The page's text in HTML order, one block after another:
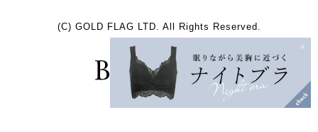
(C) GOLD FLAG LTD. All Rights Reserved.